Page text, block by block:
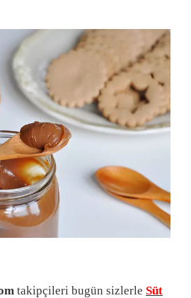
takipçileri bugün sizlerle Süt